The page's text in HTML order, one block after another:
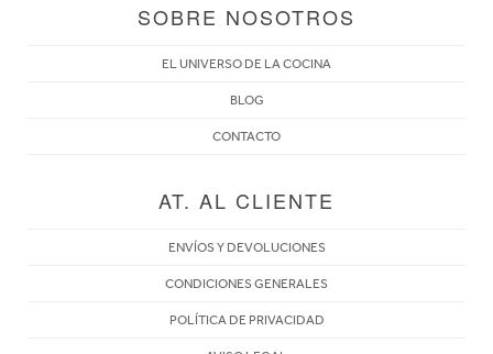
SOBRE NOSOTROS
EL UNIVERSO DE LA COCINA
BLOG
CONTACTO
AT. AL CLIENTE
ENVÍOS Y DEVOLUCIONES
CONDICIONES GENERALES
POLÍTICA DE PRIVACIDAD